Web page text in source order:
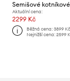
Semišové
Aktuální cena:
2299 Kč
Běžná cena:3899 Kč
Nejnižší cena:2599